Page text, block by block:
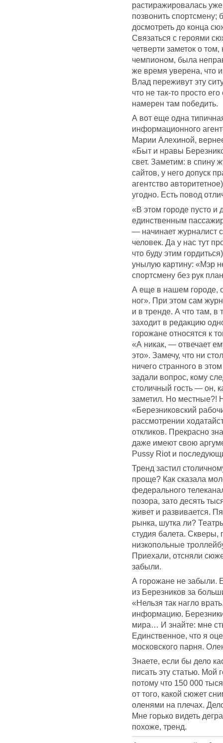
растиражировалась
позвонить спортсмену;
досмотреть до конца
Связаться с героями
четверти заметок о
чемпионом, была
же время уверена, что
Влад переживут эту
что не так-то просто
намерен там победить.
А вот еще одна
информационного
Марии Алехиной,
«Быт и нравы
свет. Заметим: в спину
сайтов, у него допуск
агентство
угодно. Есть повод
«В этом городе пусто и
единственным
— начинает журналист
человек. Да у нас тут
что буду этим
унылую картину: «Мэр
спортсмену без рук
А еще в нашем городе,
ног». При этом сам
и в тренде. А что там,
заходит в редакцию
горожане относятся к
«А никак, — отвечает
это». Замечу, что ни
ничего странного в
задали вопрос, кому
столичный гость — он,
заметил. Но местные?!
«Березниковский
рассмотрении
откликов. Прекрасно
даже имеют свою
Pussy Riot и
Тренд застил
проще? Как сказала
федерального
позора, зато десять
живет и развивается.
рынка, шутка ли?
студия балета.
низкопольные
Приехали, отсняли
забыли.
А горожане не забыли.
из Березников за
«Нельзя так нагло
информацию.
мира… И знайте: мне
Единственное, что я
московского парня.
Знаете, если бы дело
писать эту статью. Мой
потому что 150 000
от того, какой сюжет
оленями на плечах.
Мне горько видеть
похоже, тренд.